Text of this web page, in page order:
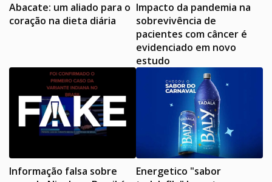
Abacate: um aliado para o
coração na dieta diária
Impacto da pandemia na
sobrevivência de
pacientes com câncer é
evidenciado em novo
estudo
Informação falsa sobre
Energetico "sabor